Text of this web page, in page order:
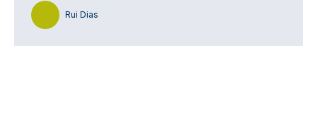
Rui Dias